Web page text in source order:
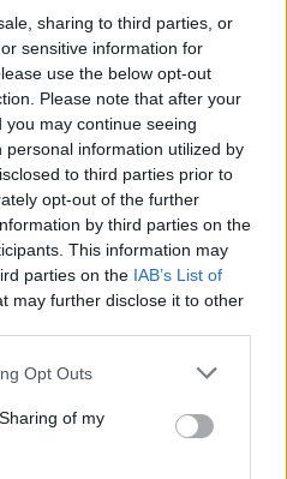
sharing to third parties, or
sensitive information for
use the below opt-out
Please note that after your
may continue seeing
information utilized by
to third parties prior to
opt-out of the further
by third parties on the
This information may
parties on the IAB’s List of
may further disclose it to other
app uses one or more Google
behaviour. You may click to
and its third-party tags to
purposes in below Google
Opt Outs
of my
sértőnek tartott írás.
vallási
hogy többek
semmi köze a
szombaton több
és felemelte
Nadzsíb Mikáti
muzulmán vallási
képviselői is.
részének
lakóinak többsége az
követője. A
megszaporodott a
erőszakos